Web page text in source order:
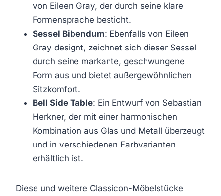
von Eileen Gray, der durch seine klare
Formensprache besticht.
Sessel Bibendum: Ebenfalls von Eileen
Gray designt, zeichnet sich dieser Sessel
durch seine markante, geschwungene
Form aus und bietet außergewöhnlichen
Sitzkomfort.
Bell Side Table: Ein Entwurf von Sebastian
Herkner, der mit einer harmonischen
Kombination aus Glas und Metall überzeugt
und in verschiedenen Farbvarianten
erhältlich ist.
Diese und weitere Classicon-Möbelstücke